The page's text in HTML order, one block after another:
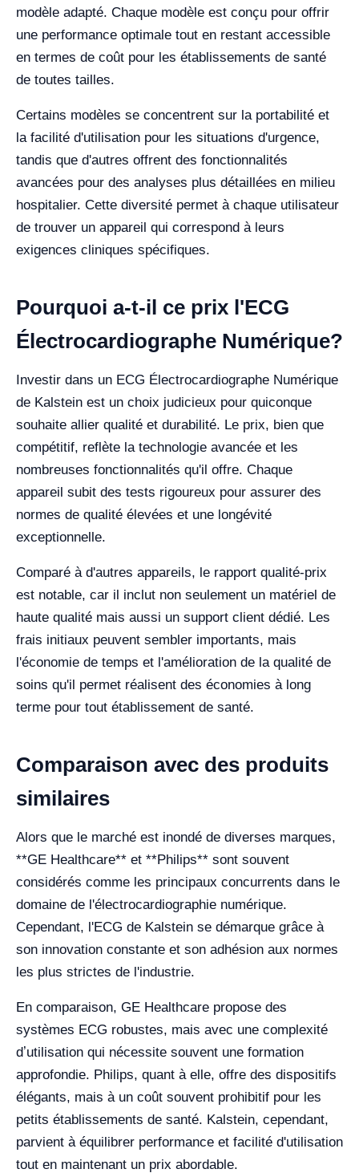
modèle adapté. Chaque modèle est conçu pour offrir
une performance optimale tout en restant accessible
en termes de coût pour les établissements de santé
de toutes tailles.
Certains modèles se concentrent sur la portabilité et
la facilité d'utilisation pour les situations d'urgence,
tandis que d'autres offrent des fonctionnalités
avancées pour des analyses plus détaillées en milieu
hospitalier. Cette diversité permet à chaque utilisateur
de trouver un appareil qui correspond à leurs
exigences cliniques spécifiques.
Pourquoi a-t-il ce prix l'ECG
Électrocardiographe Numérique?
Investir dans un ECG Électrocardiographe Numérique
de Kalstein est un choix judicieux pour quiconque
souhaite allier qualité et durabilité. Le prix, bien que
compétitif, reflète la technologie avancée et les
nombreuses fonctionnalités qu'il offre. Chaque
appareil subit des tests rigoureux pour assurer des
normes de qualité élevées et une longévité
exceptionnelle.
Comparé à d'autres appareils, le rapport qualité-prix
est notable, car il inclut non seulement un matériel de
haute qualité mais aussi un support client dédié. Les
frais initiaux peuvent sembler importants, mais
l'économie de temps et l'amélioration de la qualité de
soins qu'il permet réalisent des économies à long
terme pour tout établissement de santé.
Comparaison avec des produits
similaires
Alors que le marché est inondé de diverses marques,
**GE Healthcare** et **Philips** sont souvent
considérés comme les principaux concurrents dans le
domaine de l'électrocardiographie numérique.
Cependant, l'ECG de Kalstein se démarque grâce à
son innovation constante et son adhésion aux normes
les plus strictes de l'industrie.
En comparaison, GE Healthcare propose des
systèmes ECG robustes, mais avec une complexité
dʼutilisation qui nécessite souvent une formation
approfondie. Philips, quant à elle, offre des dispositifs
élégants, mais à un coût souvent prohibitif pour les
petits établissements de santé. Kalstein, cependant,
parvient à équilibrer performance et facilité d'utilisation
tout en maintenant un prix abordable.